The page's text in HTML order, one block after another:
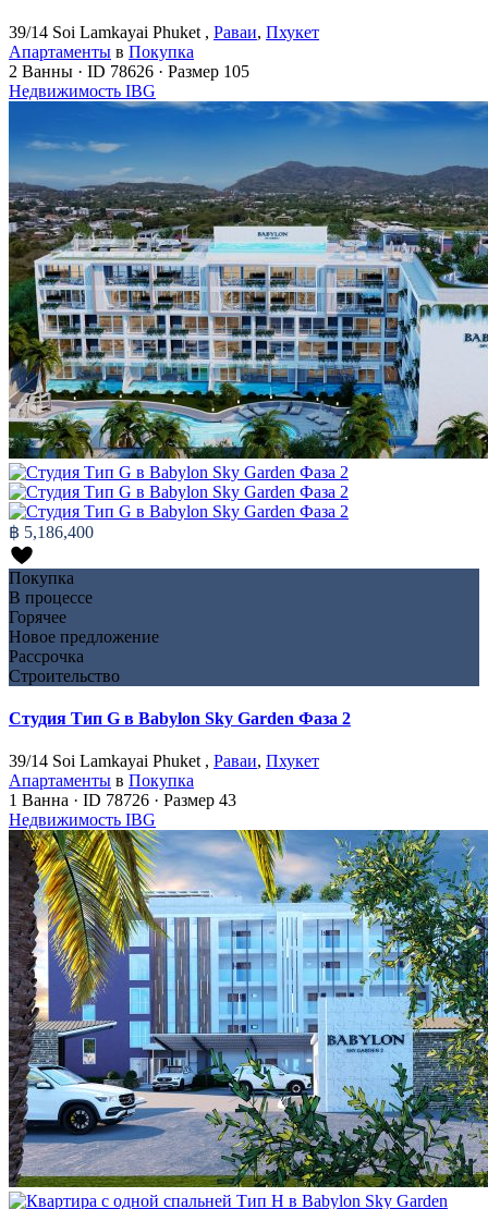
39/14 Soi Lamkayai Phuket , Раваи, Пхукет
Апартаменты в Покупка
2 Ванны · ID 78626 · Размер 105
Недвижимость IBG
฿ 5,186,400
Покупка
В процессе
Горячее
Новое предложение
Рассрочка
Строительство
Студия Тип G в Babylon Sky Garden Фаза 2
39/14 Soi Lamkayai Phuket , Раваи, Пхукет
Апартаменты в Покупка
1 Ванна · ID 78726 · Размер 43
Недвижимость IBG